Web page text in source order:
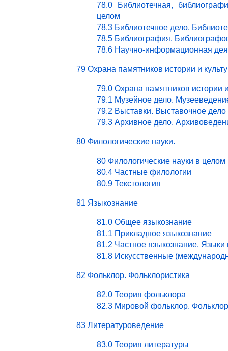
78.0 Библиотечная,
целом
78.3 Библиотечное дело.
78.5 Библиография.
78.6 Научно-информационная
79 Охрана памятников истории и
79.0 Охрана памятников истории
79.1 Музейное дело.
79.2 Выставки. Выставочное дело
79.3 Архивное дело.
80 Филологические науки.
80 Филологические науки в целом
80.4 Частные филологии
80.9 Текстология
81 Языкознание
81.0 Общее языкознание
81.1 Прикладное языкознание
81.2 Частное языкознание. Языки
81.8 Искусственные
82 Фольклор. Фольклористика
82.0 Теория фольклора
82.3 Мировой фольклор.
83 Литературоведение
83.0 Теория литературы